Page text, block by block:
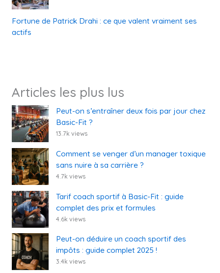
Fortune de Patrick Drahi : ce que valent vraiment ses
actifs
Articles les plus lus
Peut-on s’entraîner deux fois par jour chez
Basic-Fit ?
13.7k views
Comment se venger d’un manager toxique
sans nuire à sa carrière ?
4.7k views
Tarif coach sportif à Basic-Fit : guide
complet des prix et formules
4.6k views
Peut-on déduire un coach sportif des
impôts : guide complet 2025 !
3.4k views